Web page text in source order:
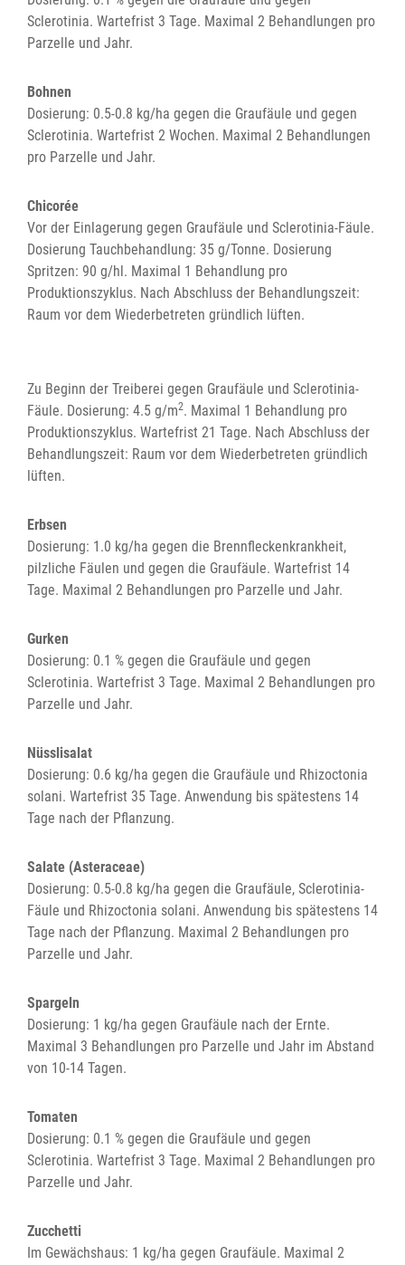
Sclerotinia. Wartefrist 3 Tage. Maximal 2 Behandlungen pro
Parzelle und Jahr.
Bohnen
Dosierung: 0.5-0.8 kg/ha gegen die Graufäule und gegen
Sclerotinia. Wartefrist 2 Wochen. Maximal 2 Behandlungen
pro Parzelle und Jahr.
Chicorée
Vor der Einlagerung gegen Graufäule und Sclerotinia-Fäule.
Dosierung Tauchbehandlung: 35 g/Tonne. Dosierung
Spritzen: 90 g/hl. Maximal 1 Behandlung pro
Produktionszyklus. Nach Abschluss der Behandlungszeit:
Raum vor dem Wiederbetreten gründlich lüften.
Zu Beginn der Treiberei gegen Graufäule und Sclerotinia-
Fäule. Dosierung: 4.5 g/m2. Maximal 1 Behandlung pro
Produktionszyklus. Wartefrist 21 Tage. Nach Abschluss der
Behandlungszeit: Raum vor dem Wiederbetreten gründlich
lüften.
Erbsen
Dosierung: 1.0 kg/ha gegen die Brennfleckenkrankheit,
pilzliche Fäulen und gegen die Graufäule. Wartefrist 14
Tage. Maximal 2 Behandlungen pro Parzelle und Jahr.
Gurken
Dosierung: 0.1 % gegen die Graufäule und gegen
Sclerotinia. Wartefrist 3 Tage. Maximal 2 Behandlungen pro
Parzelle und Jahr.
Nüsslisalat
Dosierung: 0.6 kg/ha gegen die Graufäule und Rhizoctonia
solani. Wartefrist 35 Tage. Anwendung bis spätestens 14
Tage nach der Pflanzung.
Salate (Asteraceae)
Dosierung: 0.5-0.8 kg/ha gegen die Graufäule, Sclerotinia-
Fäule und Rhizoctonia solani. Anwendung bis spätestens 14
Tage nach der Pflanzung. Maximal 2 Behandlungen pro
Parzelle und Jahr.
Spargeln
Dosierung: 1 kg/ha gegen Graufäule nach der Ernte.
Maximal 3 Behandlungen pro Parzelle und Jahr im Abstand
von 10-14 Tagen.
Tomaten
Dosierung: 0.1 % gegen die Graufäule und gegen
Sclerotinia. Wartefrist 3 Tage. Maximal 2 Behandlungen pro
Parzelle und Jahr.
Zucchetti
Im Gewächshaus: 1 kg/ha gegen Graufäule. Maximal 2